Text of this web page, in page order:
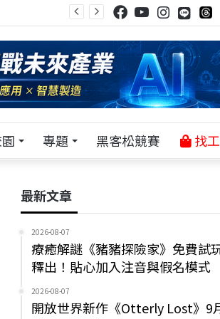
專題 黑客松競賽 找
最新文章
2026-08-07
療癒解謎《豬豬探險家》免費試
釋出！貼心加入注音與假名模式
2026-08-07
開放世界新作《Otterly Lost》9